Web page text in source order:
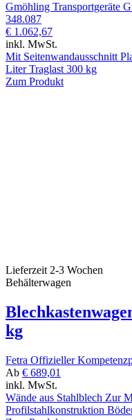
Gmöhling Transportgeräte
348.087
€ 1.062,67
inkl. MwSt.
Mit Seitenwandausschnitt
Liter Traglast 300 kg
Zum Produkt
Lieferzeit 2-3 Wochen
Behälterwagen
kg
Fetra Offizieller
Ab € 689,01
inkl. MwSt.
Wände aus Stahlblech Zur
Profilstahlkonstruktion